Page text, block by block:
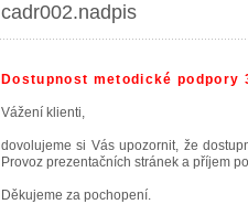
cadr002.nadpis
Dostupnost metodické podpory
Vážení klienti,
dovolujeme si Vás upozornit, že
Provoz prezentačních stránek a příjem
Děkujeme za pochopení.